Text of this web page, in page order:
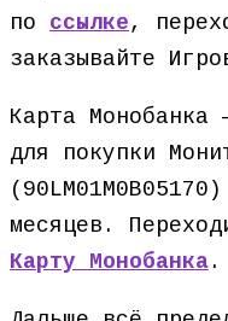
по ссылке,
заказывайте
Карта
для покупки
месяцев.
Карту Монобанка .